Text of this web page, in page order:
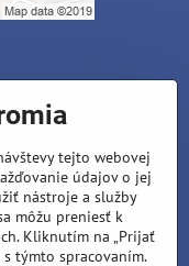
tejto webovej
údajov o jej
nástroje a služby
môžu preniesť k
Kliknutím na „Prijať
týmto spracovaním.